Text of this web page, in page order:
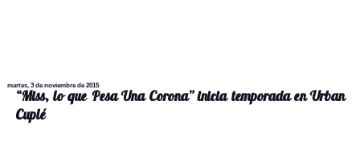
martes, 3 de noviembre de 2015
“Miss, lo que Pesa Una Corona” inicia temporada en Urban
Cuplé